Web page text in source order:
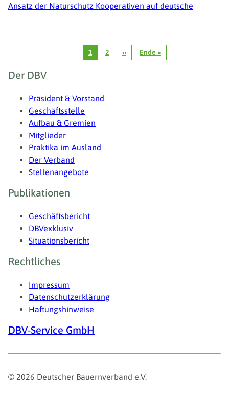
Ansatz der Naturschutz Kooperativen auf deutsche
Seitennummerierung
Seite
1
Seite
2
Nächste
››
Letzte
Ende »
Fußzeile
Der DBV
Präsident & Vorstand
Geschäftsstelle
Aufbau & Gremien
Mitglieder
Praktika im Ausland
Der Verband
Stellenangebote
Publikationen
Geschäftsbericht
DBVexklusiv
Situationsbericht
Rechtliches
Impressum
Datenschutzerklärung
Haftungshinweise
DBV-Service GmbH
© 2026 Deutscher Bauernverband e.V.